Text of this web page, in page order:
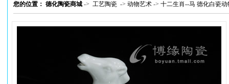
您的位置： 德化陶瓷商城 -> 工艺陶瓷 -> 动物艺术 -> 十二生肖--马 德化白瓷